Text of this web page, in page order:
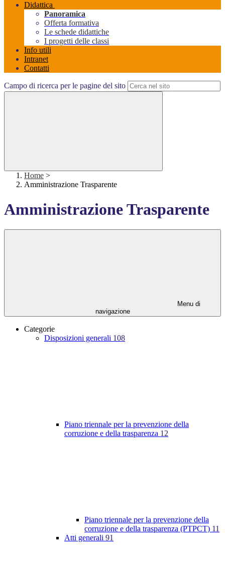
Didattica
Panoramica
Offerta formativa
Le schede didattiche
I progetti delle classi
Info utili
Intranet
Contatti
Campo di ricerca per le pagine del sito
Home >
Amministrazione Trasparente
Amministrazione Trasparente
Menu di
navigazione
Categorie
Disposizioni generali 108
Piano triennale per la prevenzione della
corruzione e della trasparenza 12
Piano triennale per la prevenzione della
corruzione e della trasparenza (PTPCT) 11
Atti generali 91